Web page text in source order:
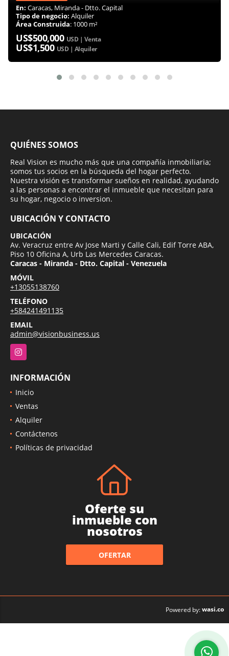
En: Caracas, Miranda - Dtto. Capital
Tipo de negocio: Alquiler
Área Construida: 1000 m²
US$500,000 USD | Venta
US$1,500 USD | Alquiler
QUIÉNES SOMOS
Real Vision es mucho más que una compañía inmobiliaria;
somos tus socios en la búsqueda del hogar perfecto.
Nuestra visión es transformar sueños en realidad, ayudando
a las personas a encontrar el inmueble que necesitan para
su hogar, negocio o inversion.
UBICACIÓN Y CONTACTO
UBICACIÓN
Av. Veracruz entre Av Jose Marti y Calle Cali, Edif Torre ABA,
Piso 10 Oficina A, Urb Las Mercedes Caracas.
Caracas - Miranda - Dtto. Capital - Venezuela
MÓVIL
+13055138760
TELÉFONO
+584241491135
EMAIL
admin@visionbusiness.us
Instagram
INFORMACIÓN
Inicio
Ventas
Alquiler
Contáctenos
Políticas de privacidad
Oferte su
inmueble con
nosotros
OFERTAR
Powered by:wasi.co